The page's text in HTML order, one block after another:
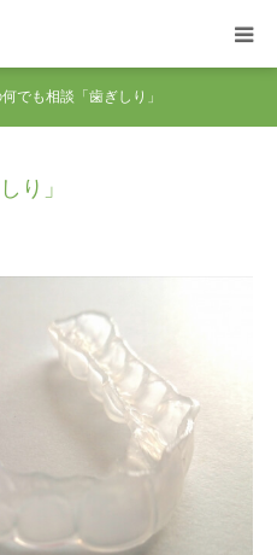
でも相談「歯ぎしり」
り」